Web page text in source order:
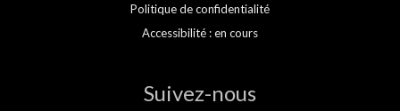
Politique de confidentialité
Accessibilité : en cours
Suivez-nous